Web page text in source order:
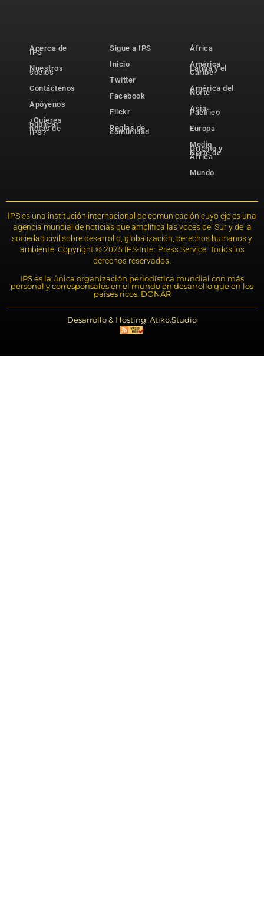
Acerca de
IPS
Nuestros
socios
Contáctenos
Apóyenos
¿Quieres
publicar
notas de
IPS?
Sigue a IPS
Inicio
Twitter
Facebook
Flickr
Reglas de
comunidad
África
América
Latina y el
Caribe
América del
Norte
Asia-
Pacífico
Europa
Medio
Oriente y
Norte de
África
Mundo
IPS es una institución internacional de comunicación cuyo eje es una
agencia mundial de noticias que amplifica las voces del Sur y de la
sociedad civil sobre desarrollo, globalización, derechos humanos y
ambiente. Copyright © 2025 IPS-Inter Press Service. Todos los
derechos reservados.
IPS es la única organización periodística mundial con más
personal y corresponsales en el mundo en desarrollo que en los
países ricos. DONAR
Desarrollo & Hosting: Atiko.Studio